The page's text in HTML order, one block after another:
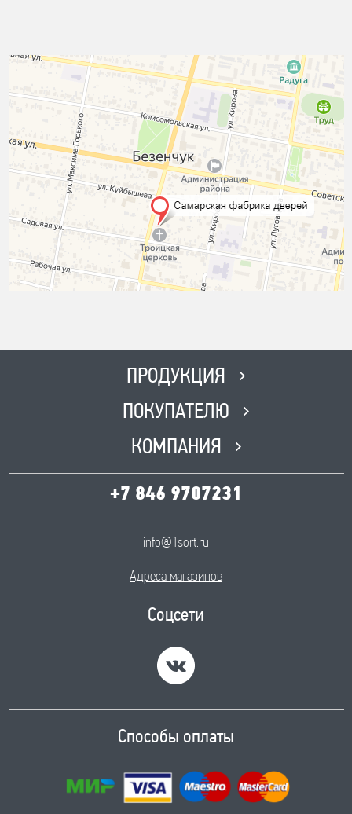
ПРОДУКЦИЯ
ПОКУПАТЕЛЮ
КОМПАНИЯ
+7 846 9707231
info@1sort.ru
Адреса магазинов
Соцсети
Способы оплаты